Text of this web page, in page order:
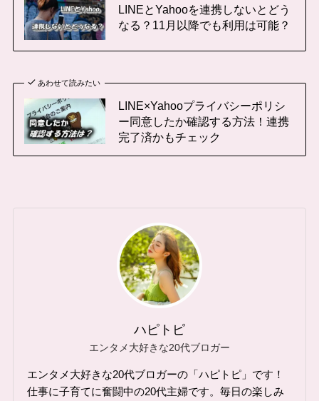
LINEとYahooを連携しないとどう
なる？11月以降でも利用は可能？
あわせて読みたい
LINE×Yahooプライバシーポリシ
ー同意したか確認する方法！連携
完了済かもチェック
ハピトピ
エンタメ大好きな20代ブロガー
エンタメ大好きな20代ブロガーの「ハピトピ」です！
仕事に子育てに奮闘中の20代主婦です。毎日の楽しみ